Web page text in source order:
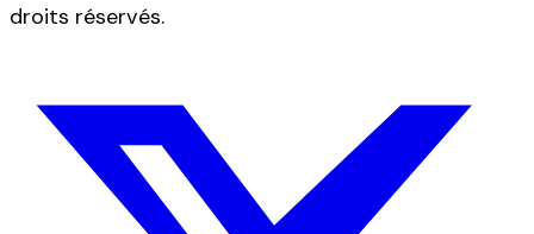
droits réservés.